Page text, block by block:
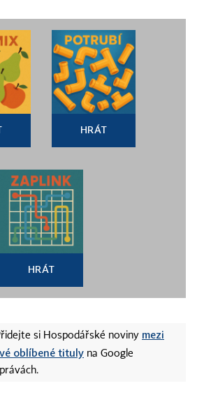
HRÁT
HRÁT
si Hospodářské noviny mezi
oblíbené tituly na Google